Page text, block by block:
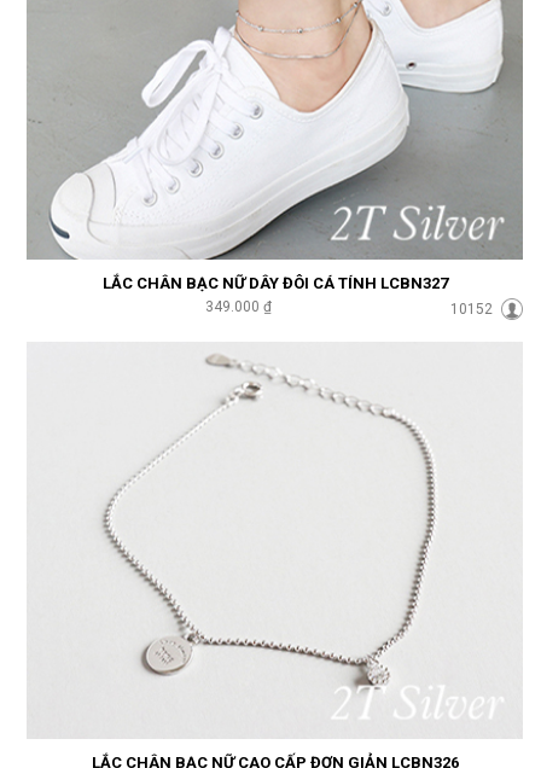
LẮC CHÂN BẠC NỮ DÂY ĐÔI CÁ TÍNH LCBN327
349.000 ₫ 10152
LẮC CHÂN BẠC NỮ CAO CẤP ĐƠN GIẢN LCBN326